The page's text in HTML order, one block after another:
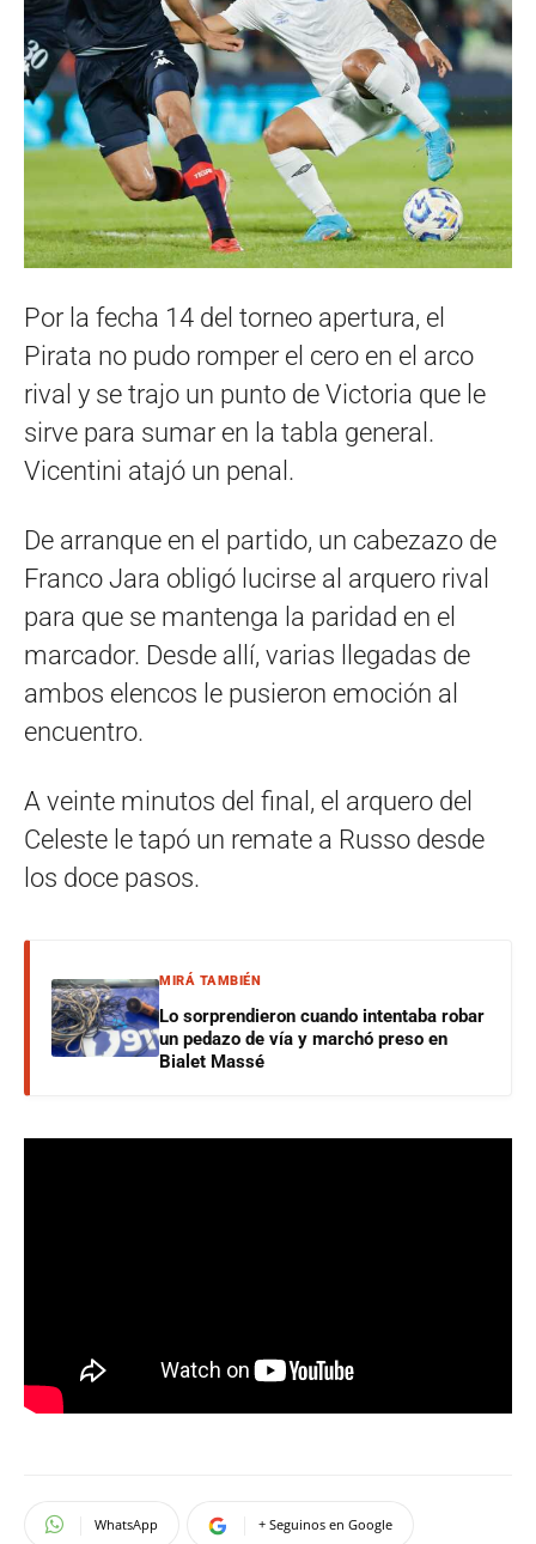
Por la fecha 14 del torneo apertura, el
Pirata no pudo romper el cero en el arco
rival y se trajo un punto de Victoria que le
sirve para sumar en la tabla general.
Vicentini atajó un penal.
De arranque en el partido, un cabezazo de
Franco Jara obligó lucirse al arquero rival
para que se mantenga la paridad en el
marcador. Desde allí, varias llegadas de
ambos elencos le pusieron emoción al
encuentro.
A veinte minutos del final, el arquero del
Celeste le tapó un remate a Russo desde
los doce pasos.
MIRÁ TAMBIÉN
Lo sorprendieron cuando intentaba robar
un pedazo de vía y marchó preso en
Bialet Massé
WhatsApp + Seguinos en Google